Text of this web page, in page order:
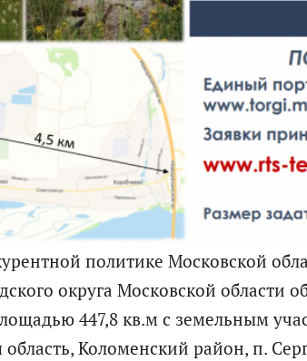
политике Московской
округа Московской области
447,8 кв.м с земельным
Коломенский район, п.